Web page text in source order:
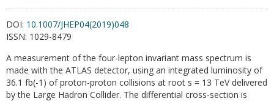
DOI: 10.1007/JHEP04(2019)048
ISSN: 1029-8479
A measurement of the four-lepton invariant mass spectrum is
made with the ATLAS detector, using an integrated luminosity of
36.1 fb(-1) of proton-proton collisions at root s = 13 TeV delivered
by the Large Hadron Collider. The differential cross-section is